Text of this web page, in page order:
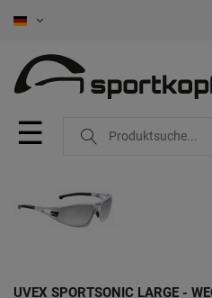
☰
UVEX SPORTSONIC LARGE -
FILTER
P